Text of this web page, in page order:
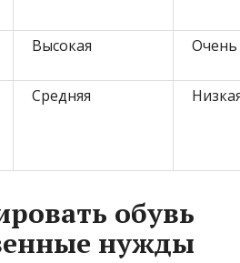
Высокая
Средняя
обувь
нужды